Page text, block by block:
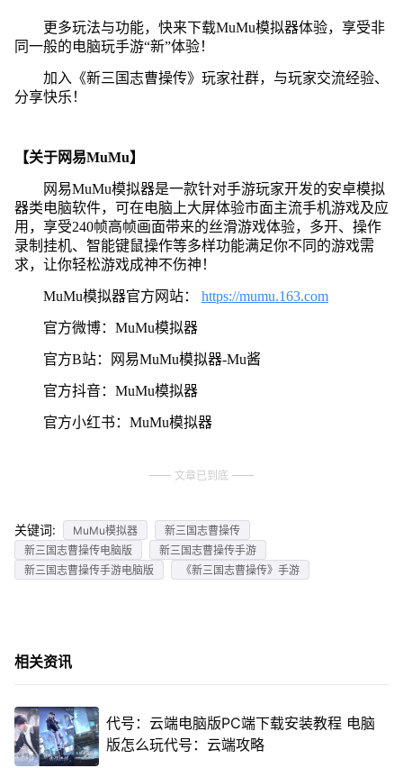
更多玩法与功能，快来下载MuMu模拟器体验，享受非
同一般的电脑玩手游“新”体验！
加入《新三国志曹操传》玩家社群，与玩家交流经验、
分享快乐！
【关于网易MuMu】
网易MuMu模拟器是一款针对手游玩家开发的安卓模拟
器类电脑软件，可在电脑上大屏体验市面主流手机游戏及应
用，享受240帧高帧画面带来的丝滑游戏体验，多开、操作
录制挂机、智能键鼠操作等多样功能满足你不同的游戏需
求，让你轻松游戏成神不伤神！
MuMu模拟器官方网站： https://mumu.163.com
官方微博：MuMu模拟器
官方B站：网易MuMu模拟器-Mu酱
官方抖音：MuMu模拟器
官方小红书：MuMu模拟器
文章已到底
关键词: MuMu模拟器
新三国志曹操传
新三国志曹操传电脑版
新三国志曹操传手游
新三国志曹操传手游电脑版
《新三国志曹操传》手游
相关资讯
代号：云端电脑版PC端下载安装教程 电脑
版怎么玩代号：云端攻略